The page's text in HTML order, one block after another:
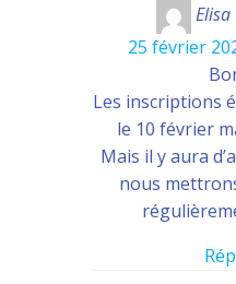
25 février
Les inscriptions
le 10 février
Mais il y aura
nous